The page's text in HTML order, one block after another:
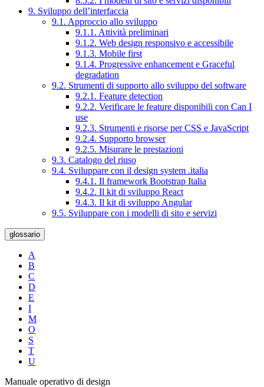
9. Sviluppo dell’interfaccia
9.1. Approccio allo sviluppo
9.1.1. Attività preliminari
9.1.2. Web design responsivo e accessibile
9.1.3. Mobile first
9.1.4. Progressive enhancement e Graceful
degradation
9.2. Strumenti di supporto allo sviluppo del software
9.2.1. Feature detection
9.2.2. Verificare le feature disponibili con Can I
use
9.2.3. Strumenti e risorse per CSS e JavaScript
9.2.4. Supporto browser
9.2.5. Misurare le prestazioni
9.3. Catalogo del riuso
9.4. Sviluppare con il design system .italia
9.4.1. Il framework Bootstrap Italia
9.4.2. Il kit di sviluppo React
9.4.3. Il kit di sviluppo Angular
9.5. Sviluppare con i modelli di sito e servizi
glossario
A
B
C
D
E
I
M
O
S
T
U
Manuale operativo di design